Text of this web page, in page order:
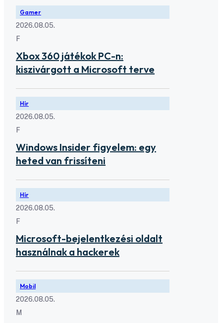
Gamer
2026.08.05.
F
Xbox 360 játékok PC-n:
kiszivárgott a Microsoft terve
Hír
2026.08.05.
F
Windows Insider figyelem: egy
heted van frissíteni
Hír
2026.08.05.
F
Microsoft-bejelentkezési oldalt
használnak a hackerek
Mobil
2026.08.05.
M